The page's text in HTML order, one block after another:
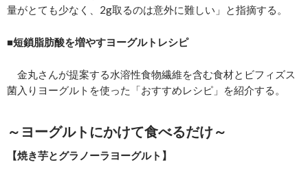
量がとても少なく、2g取るのは意外に難しい」と指摘する。
■短鎖脂肪酸を増やすヨーグルトレシピ
金丸さんが提案する水溶性食物繊維を含む食材とビフィズス
菌入りヨーグルトを使った「おすすめレシピ」を紹介する。
～ヨーグルトにかけて食べるだけ～
【焼き芋とグラノーラヨーグルト】